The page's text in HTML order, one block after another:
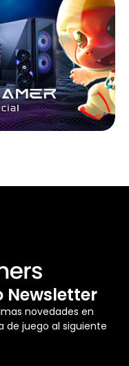
Newsletter
novedades en
de juego al siguiente